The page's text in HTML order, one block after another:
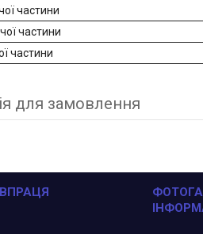
частини
частини
частини
для замовлення